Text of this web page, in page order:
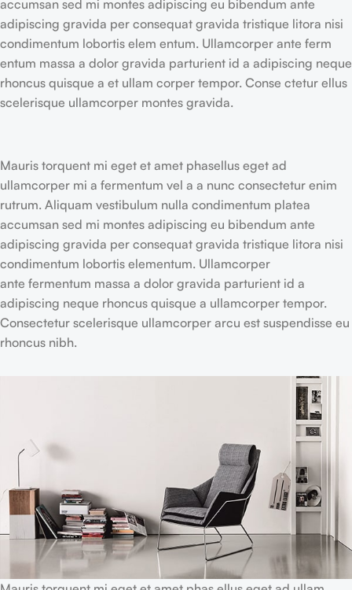
accumsan sed mi montes adipiscing eu bibendum ante
adipiscing gravida per consequat gravida tristique litora nisi
condimentum lobortis elem entum. Ullamcorper ante ferm
entum massa a dolor gravida parturient id a adipiscing neque
rhoncus quisque a et ullam corper tempor. Conse ctetur ellus
scelerisque ullamcorper montes gravida.
Mauris torquent mi eget et amet phasellus eget ad
ullamcorper mi a fermentum vel a a nunc consectetur enim
rutrum. Aliquam vestibulum nulla condimentum platea
accumsan sed mi montes adipiscing eu bibendum ante
adipiscing gravida per consequat gravida tristique litora nisi
condimentum lobortis elementum. Ullamcorper
ante fermentum massa a dolor gravida parturient id a
adipiscing neque rhoncus quisque a ullamcorper tempor.
Consectetur scelerisque ullamcorper arcu est suspendisse eu
rhoncus nibh.